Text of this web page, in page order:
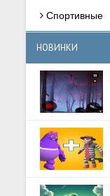
Спортивные
НОВИНКИ